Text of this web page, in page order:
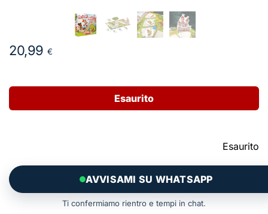
20,99 €
Esaurito
Esaurito
AVVISAMI SU WHATSAPP
Ti confermiamo rientro e tempi in chat.